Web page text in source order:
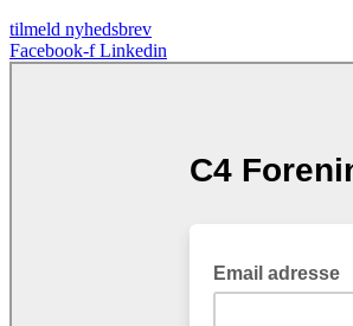
tilmeld nyhedsbrev
Facebook-f Linkedin